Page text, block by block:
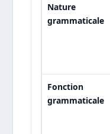
Nature
grammaticale
Fonction
grammaticale